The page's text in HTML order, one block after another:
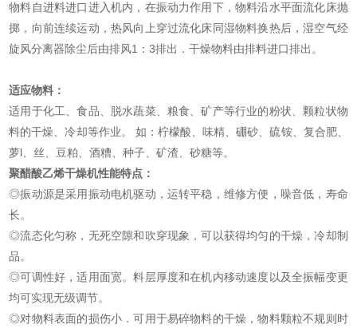
物料自进料进口进入机内，在振动力作用下，物料沿水平面流化床抛
掷，向前连续运动，热风向上穿过流化床同湿物料换热后，湿空气经
旋风分离器除尘后由排风1：3排出．干燥物料由排料进口排出。
适应物料：
适用于化工、食品、脱水蔬菜、粮食、矿产等行业的粉状、颗粒状物
料的干燥、冷却等作业。 如：柠檬酸、味精、硼砂、硫铵、复合肥、
萝l、丝、豆粕、酒糟、种子、矿渣、砂糖等。
聚醋酸乙烯干燥机性能特点：
◎振动源是采用振动电机驱动，运转平稳，维修方便，噪音低，寿命
长。
◎流态化匀称，无死空隙和吹穿现象，可以获得均匀的干燥，冷却制
品。
◎可调性好，适用面宽。料层厚度和在机内移动速度以及全振幅变更
均可实现无级调节。
◎对物料表面的损伤小．可用于易碎物料的干燥，物料颗粒不规则时